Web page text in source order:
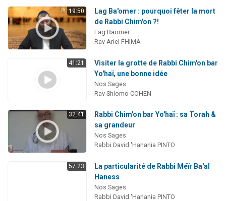
19:50
Lag Ba'omer : pourquoi fêter la mort
de Rabbi Chim'on ?!
Lag Baomer
Rav Ariel FHIMA
41:21
Visiter la grotte de Rabbi Chim'on bar
Yo'haï, une bonne idée
Nos Sages
Rav Shlomo COHEN
32:41
Rabbi Chim'on bar Yo'haï : sa Torah &
sa grandeur
Nos Sages
Rabbi David 'Hanania PINTO
57:23
La particularité de Rabbi Méïr Ba'al
Haness
Nos Sages
Rabbi David 'Hanania PINTO